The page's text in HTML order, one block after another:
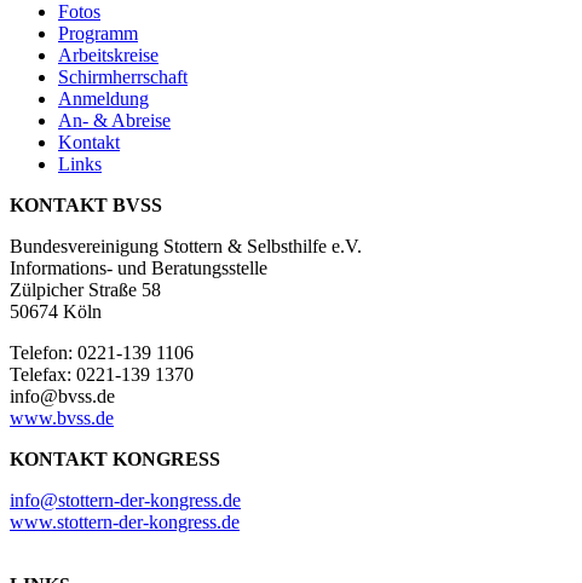
Fotos
Programm
Arbeitskreise
Schirmherrschaft
Anmeldung
An- & Abreise
Kontakt
Links
KONTAKT BVSS
Bundesvereinigung Stottern & Selbsthilfe e.V.
Informations- und Beratungsstelle
Zülpicher Straße 58
50674 Köln
Telefon: 0221-139 1106
Telefax: 0221-139 1370
info@bvss.de
www.bvss.de
KONTAKT KONGRESS
info@stottern-der-kongress.de
www.stottern-der-kongress.de